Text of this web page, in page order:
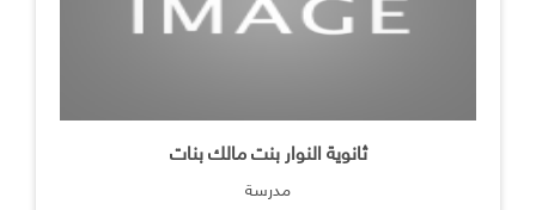
ثانوية النوار بنت مالك بنات
مدرسة